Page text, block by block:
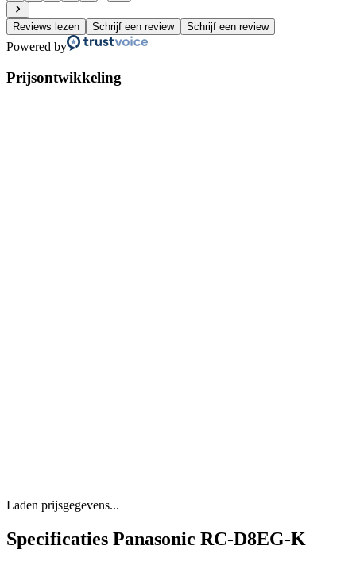
Reviews lezen Schrijf een review Schrijf een review
Powered by
Prijsontwikkeling
Laden prijsgegevens...
Specificaties Panasonic RC-D8EG-K